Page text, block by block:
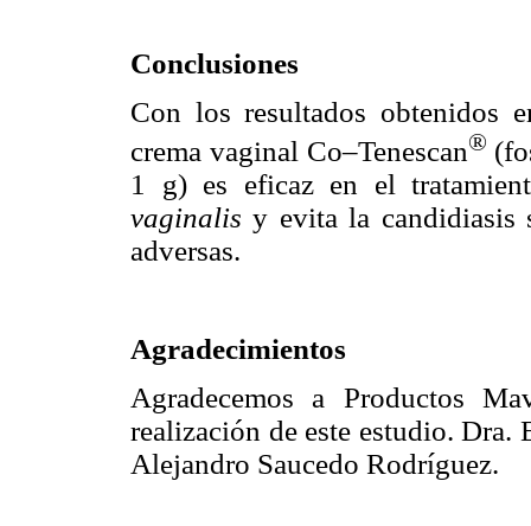
Conclusiones
Con los resultados obtenidos
crema vaginal Co–Tenescan®
1 g) es eficaz en el
vaginalis y evita la candidiasis
adversas.
Agradecimientos
Agradecemos a Productos
realización de este estudio.
Alejandro Saucedo Rodríguez.